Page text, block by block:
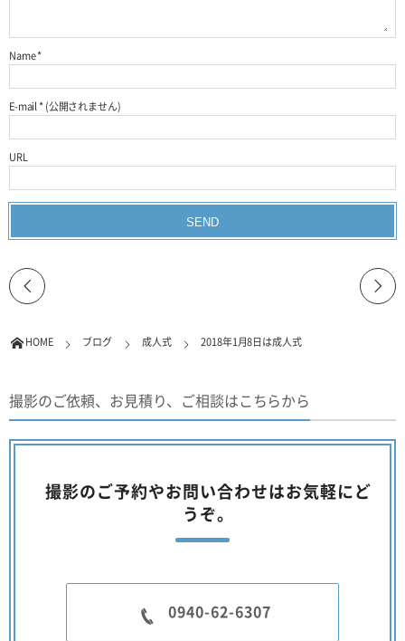
Name*
E-mail*(公開されません)
URL
HOME ブログ 成人式 2018年1月8日は成人式
撮影のご依頼、お見積り、ご相談はこちらから
撮影のご予約やお問い合わせはお気軽にど
うぞ。
0940-62-6307